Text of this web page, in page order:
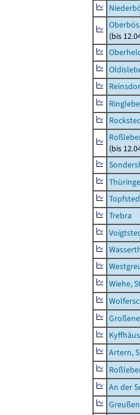
(bis
(bis
Trebra
Wiehe,
Artern,
An der